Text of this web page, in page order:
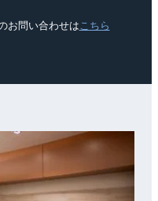
お問い合わせはこちら